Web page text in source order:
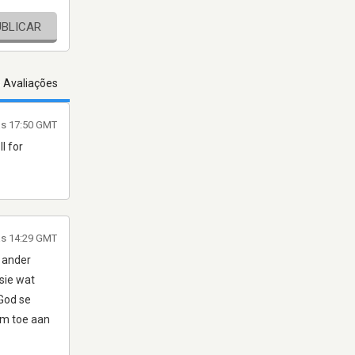
Avaliações
for
17:50 GMT
ander
wat
se
toe aan
14:29 GMT